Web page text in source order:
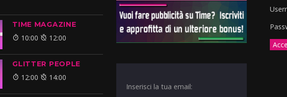
TIME MAGAZINE
10:00 12:00
GLITTER PEOPLE
12:00 14:00
Inserisci la tua email: